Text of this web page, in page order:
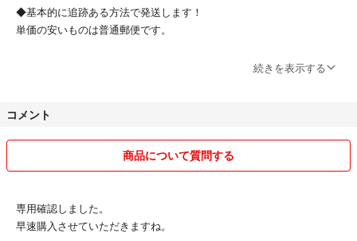
◆基本的に追跡ある方法で発送します！
単価の安いものは普通郵便です。
◆かんたんフリルパックはヤマト便かゆうパックのどちらか、その日の
即購入していただいて大丈夫です。(除外有り。また、申請有りの物は
なるべく早い返信、対応を心がけていますが、子育てと仕事でコメント
続きを表示する
コメント
商品について質問する
専用確認しました。
早速購入させていただきますね。